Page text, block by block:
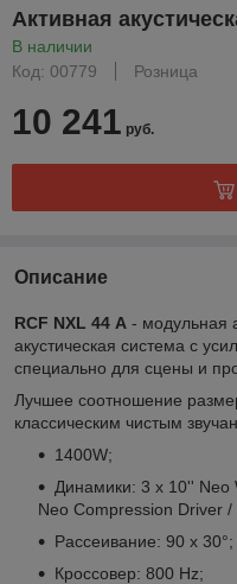
Активная
В наличии
Код: 00779
Розница
10 241 руб.
Описание
RCF NXL 44 A - модульная
акустическая система с
специально для сцены и
Лучшее соотношение
классическим чистым
1400W;
Динамики: 3 x 10'' Neo
Neo Compression Driver /
Рассеивание: 90 x 30°;
Кроссовер: 800 Hz;